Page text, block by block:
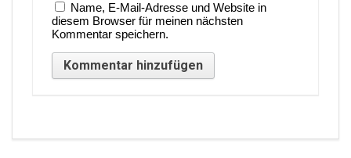
Name, E-Mail-Adresse und Website in
diesem Browser für meinen nächsten
Kommentar speichern.